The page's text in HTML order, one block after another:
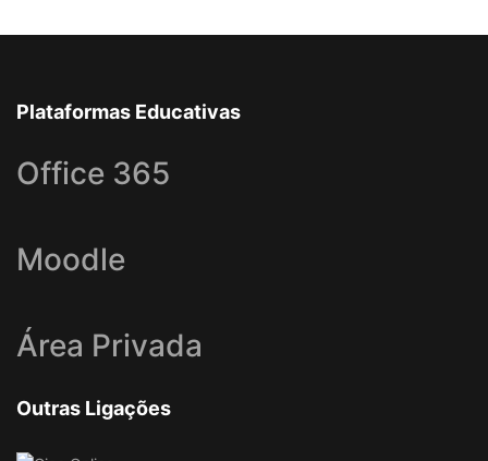
Plataformas Educativas
Office 365
Moodle
Área Privada
Outras Ligações